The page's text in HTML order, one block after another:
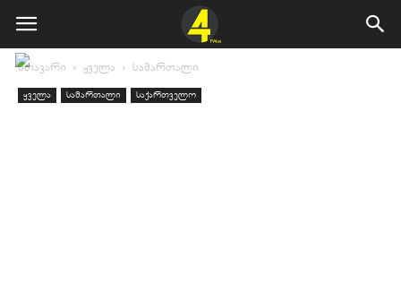
მთავარი ყველა სამართალი
ყველა სამართალი საქართველო